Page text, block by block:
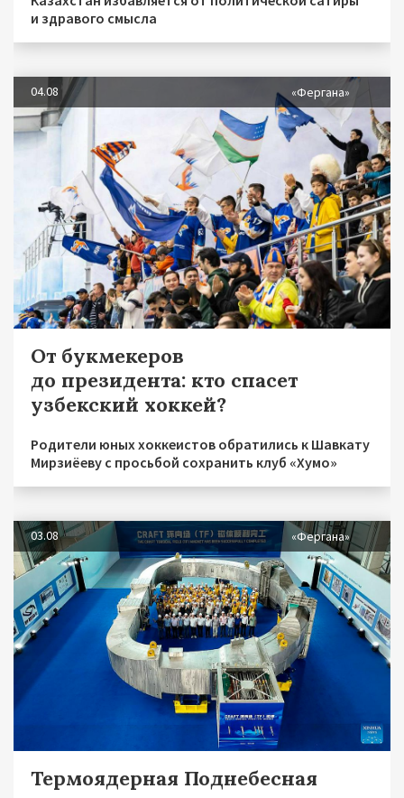
и здравого смысла
04.08 «Фергана»
От букмекеров
до президента: кто спасет
узбекский хоккей?
Родители юных хоккеистов обратились к Шавкату
Мирзиёеву с просьбой сохранить клуб «Хумо»
03.08 «Фергана»
Термоядерная Поднебесная